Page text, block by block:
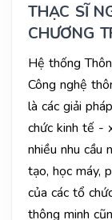
THẠC SĨ
CHƯƠNG
Hệ thống
Công nghệ
là các giải
chức kinh tế -
nhiều nhu cầu
tạo, học máy,
của các tổ
thông minh